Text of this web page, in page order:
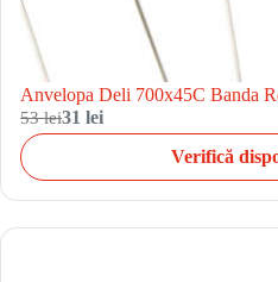
Anvelopa Deli 700x45C Banda
53 lei31 lei
Verifică